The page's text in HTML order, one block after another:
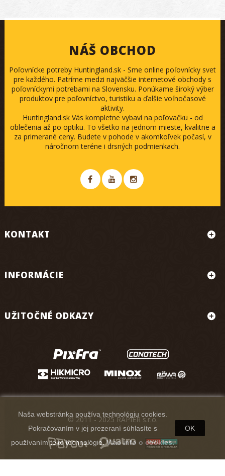
NÁŠ OBCHOD
Poľovnícke potreby Huntingland.sk - Sme online poľovnícky svet
pre každého. Patríme medzi najväčšie internetové obchody s
poľovníckymi potrebami na Slovensku. Ponúkame široký výber
produktov pre poľovníctvo, turistiku a ďalšie voľnočasové
aktivity.
Huntingland.sk Vás kompletne vybaví na poľovačku - od
oblečenia až po optiku. To všetko na jednom mieste, kvalitne a
za primerané ceny. Budete v pohode v akomkoľvek počasí, v
náročnom teréne i drsných podmienkach.
KONTAKT
INFORMÁCIE
UŽITOČNÉ ODKAZY
Naša webstránka používa technológiu cookies.
Pokračovaním v jej prezeraní súhlasíte s
používaním tejto technológie.Viac info o cookies.
OK
© 2011 - 2025 RAPIER s.r.o.